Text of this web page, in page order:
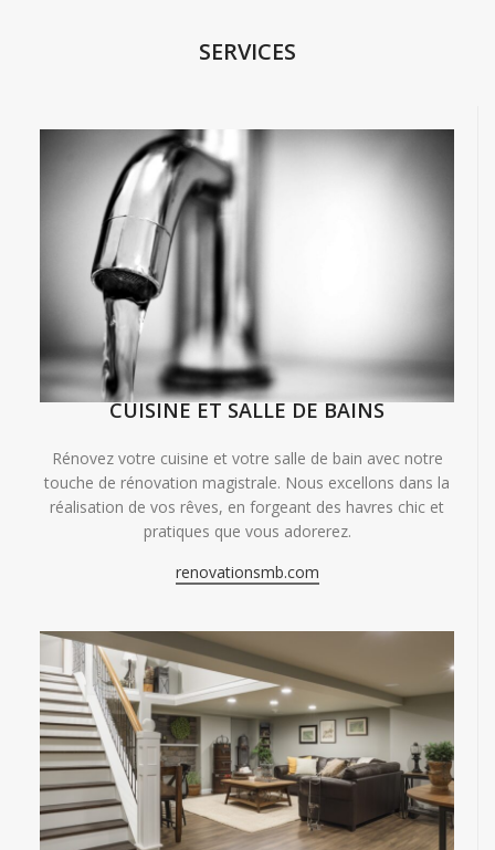
SERVICES
CUISINE ET SALLE DE BAINS
Rénovez votre cuisine et votre salle de bain avec notre
touche de rénovation magistrale. Nous excellons dans la
réalisation de vos rêves, en forgeant des havres chic et
pratiques que vous adorerez.
renovationsmb.com